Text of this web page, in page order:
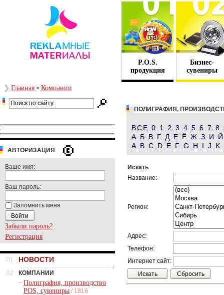
P.O.S.
продукция
Бизнес-
сувениры
Главная > Компании
АВТОРИЗАЦИЯ
Ваше имя:
Ваш пароль:
Запомнить меня
Забыли пароль?
Регистрация
.01 НОВОСТИ
.02
КОМПАНИИ
– Полиграфия, производство
POS, сувениры / 1816
ПОЛИГРАФИЯ,
ВСЕ 0 1 2 3 4 5 6 7 8
А Б В Г Д Е Ё Ж З И
A B C D E F G H I J K
Искать
Название:
Регион:
Адрес:
Телефон:
Интернет сайт: